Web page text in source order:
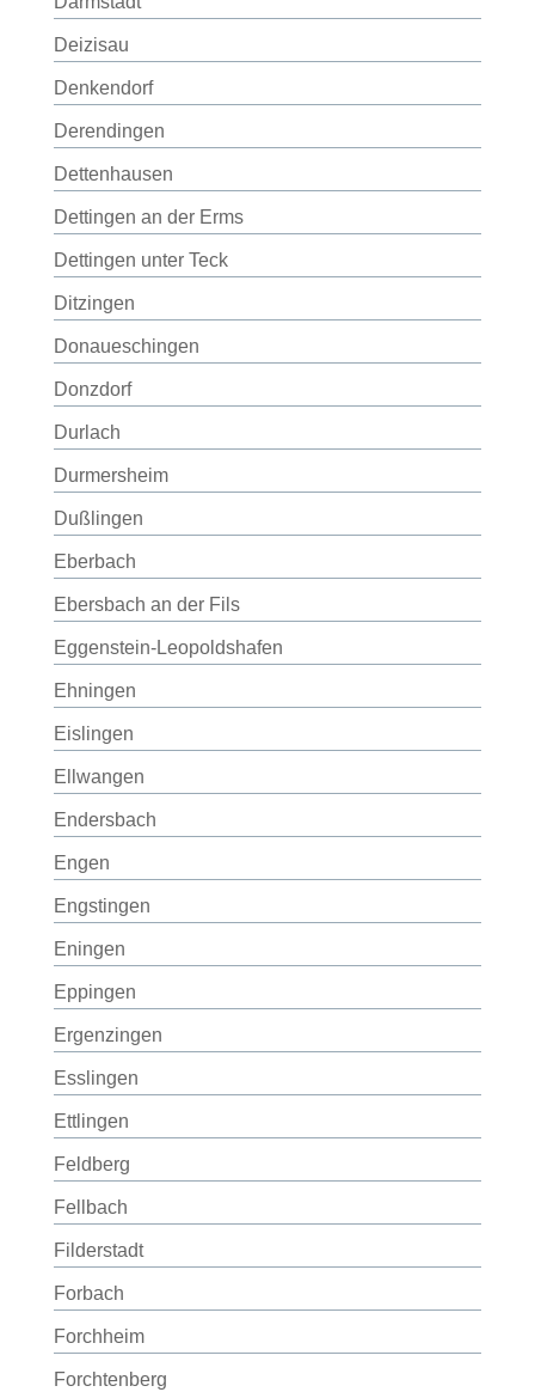
Deizisau
Denkendorf
Derendingen
Dettenhausen
Dettingen an der Erms
Dettingen unter Teck
Ditzingen
Donaueschingen
Donzdorf
Durlach
Durmersheim
Dußlingen
Eberbach
Ebersbach an der Fils
Eggenstein-Leopoldshafen
Ehningen
Eislingen
Ellwangen
Endersbach
Engen
Engstingen
Eningen
Eppingen
Ergenzingen
Esslingen
Ettlingen
Feldberg
Fellbach
Filderstadt
Forbach
Forchheim
Forchtenberg